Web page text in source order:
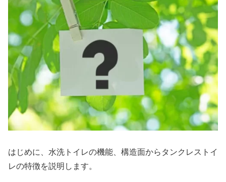
はじめに、水洗トイレの機能、構造面からタンクレストイ
レの特徴を説明します。